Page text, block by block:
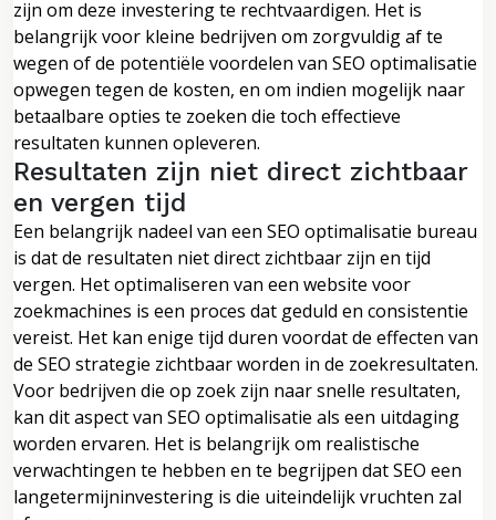
zijn om deze investering te rechtvaardigen. Het is
belangrijk voor kleine bedrijven om zorgvuldig af te
wegen of de potentiële voordelen van SEO optimalisatie
opwegen tegen de kosten, en om indien mogelijk naar
betaalbare opties te zoeken die toch effectieve
resultaten kunnen opleveren.
Resultaten zijn niet direct zichtbaar
en vergen tijd
Een belangrijk nadeel van een SEO optimalisatie bureau
is dat de resultaten niet direct zichtbaar zijn en tijd
vergen. Het optimaliseren van een website voor
zoekmachines is een proces dat geduld en consistentie
vereist. Het kan enige tijd duren voordat de effecten van
de SEO strategie zichtbaar worden in de zoekresultaten.
Voor bedrijven die op zoek zijn naar snelle resultaten,
kan dit aspect van SEO optimalisatie als een uitdaging
worden ervaren. Het is belangrijk om realistische
verwachtingen te hebben en te begrijpen dat SEO een
langetermijninvestering is die uiteindelijk vruchten zal